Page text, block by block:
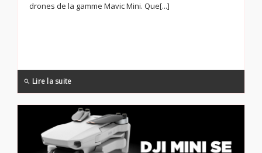
drones de la gamme Mavic Mini. Que[...]
search Lire la suite